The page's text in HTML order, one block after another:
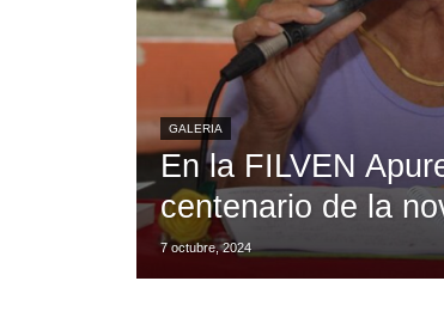
GALERIA
En la FILVEN
centenario de la
7 octubre, 2024